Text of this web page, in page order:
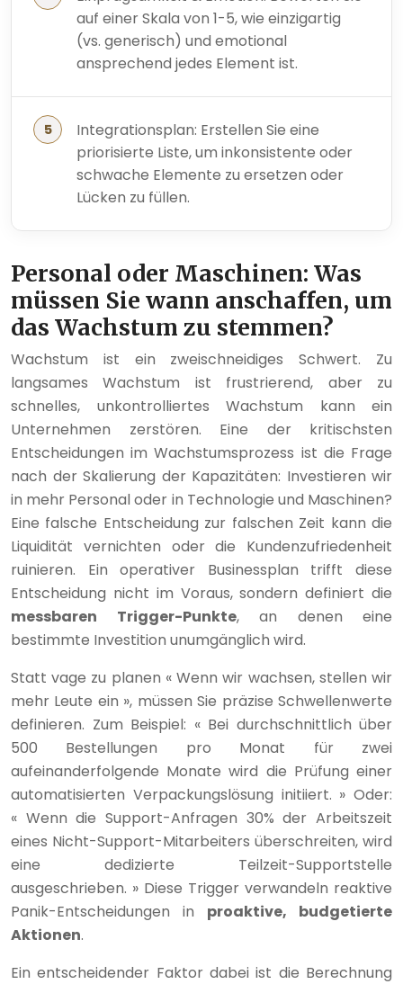
auf einer Skala von 1-5, wie einzigartig
(vs. generisch) und emotional
ansprechend jedes Element ist.
Integrationsplan: Erstellen Sie eine
priorisierte Liste, um inkonsistente oder
schwache Elemente zu ersetzen oder
Lücken zu füllen.
Personal oder Maschinen: Was
müssen Sie wann anschaffen, um
das Wachstum zu stemmen?
Wachstum ist ein zweischneidiges Schwert. Zu
langsames Wachstum ist frustrierend, aber zu
schnelles, unkontrolliertes Wachstum kann ein
Unternehmen zerstören. Eine der kritischsten
Entscheidungen im Wachstumsprozess ist die Frage
nach der Skalierung der Kapazitäten: Investieren wir
in mehr Personal oder in Technologie und Maschinen?
Eine falsche Entscheidung zur falschen Zeit kann die
Liquidität vernichten oder die Kundenzufriedenheit
ruinieren. Ein operativer Businessplan trifft diese
Entscheidung nicht im Voraus, sondern definiert die
messbaren Trigger-Punkte, an denen eine
bestimmte Investition unumgänglich wird.
Statt vage zu planen « Wenn wir wachsen, stellen wir
mehr Leute ein », müssen Sie präzise Schwellenwerte
definieren. Zum Beispiel: « Bei durchschnittlich über
500 Bestellungen pro Monat für zwei
aufeinanderfolgende Monate wird die Prüfung einer
automatisierten Verpackungslösung initiiert. » Oder:
« Wenn die Support-Anfragen 30% der Arbeitszeit
eines Nicht-Support-Mitarbeiters überschreiten, wird
eine dedizierte Teilzeit-Supportstelle
ausgeschrieben. » Diese Trigger verwandeln reaktive
Panik-Entscheidungen in proaktive, budgetierte
Aktionen.
Ein entscheidender Faktor dabei ist die Berechnung